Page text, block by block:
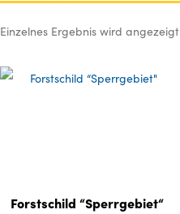
Einzelnes Ergebnis wird angezeigt
Forstschild “Sperrgebiet“